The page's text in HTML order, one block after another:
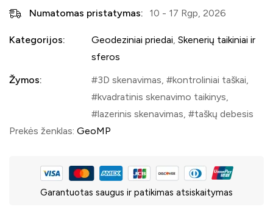
Numatomas pristatymas: 10 - 17 Rgp, 2026
Kategorijos: Geodeziniai priedai Skenerių taikiniai ir
sferos
Žymos:
3D skenavimas kontroliniai taškai
kvadratinis skenavimo taikinys
lazerinis skenavimas
taškų debesis
Prekės ženklas: GeoMP
Garantuotas saugus ir patikimas atsiskaitymas